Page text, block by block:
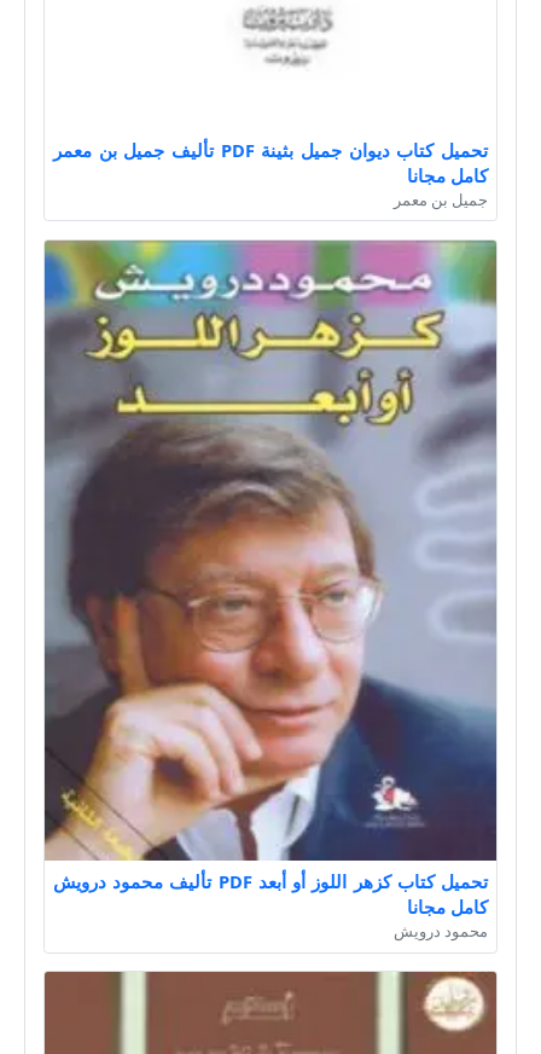
تحميل كتاب ديوان جميل بثينة PDF تأليف جميل بن معمر
كامل مجانا
جميل بن معمر
تحميل كتاب كزهر اللوز أو أبعد PDF تأليف محمود درويش
كامل مجانا
محمود درويش